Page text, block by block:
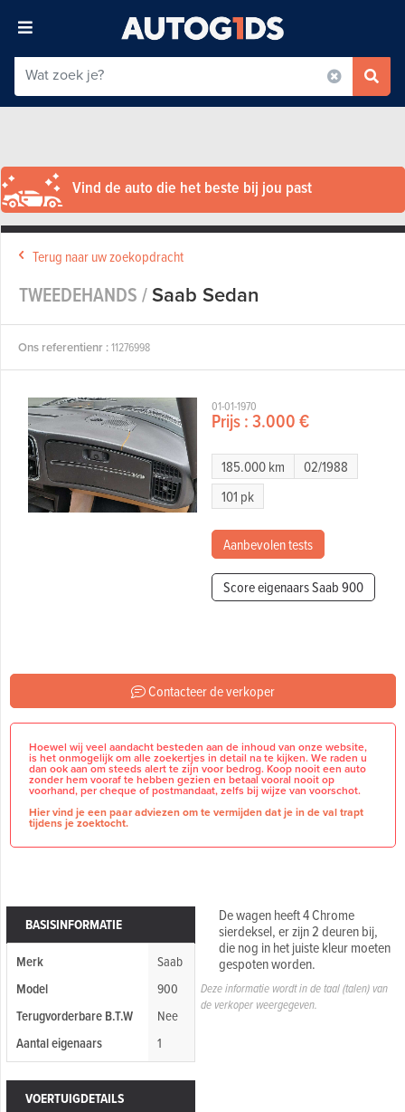
Vind de auto die het beste bij jou past
Terug naar uw zoekopdracht
TWEEDEHANDS /Saab Sedan
Ons referentienr :11276998
01-01-1970
Prijs :3.000 €
185.000 km
02/1988
101 pk
Aanbevolen tests
Score eigenaars Saab 900
Contacteer de verkoper
Hoewel wij veel aandacht besteden aan de inhoud van onze website,
is het onmogelijk om alle zoekertjes in detail na te kijken. We raden u
dan ook aan om steeds alert te zijn voor bedrog. Koop nooit een auto
zonder hem vooraf te hebben gezien en betaal vooral nooit op
voorhand, per cheque of postmandaat, zelfs bij wijze van voorschot.
Hier vind je een paar adviezen om te vermijden dat je in de val trapt
tijdens je zoektocht.
BASISINFORMATIE
Merk
Saab
Model
900
Terugvorderbare B.T.W
Nee
Aantal eigenaars
1
VOERTUIGDETAILS
De wagen heeft 4 Chrome
sierdeksel, er zijn 2 deuren bij,
die nog in het juiste kleur moeten
gespoten worden.
Deze informatie wordt in de taal (talen) van
de verkoper weergegeven.